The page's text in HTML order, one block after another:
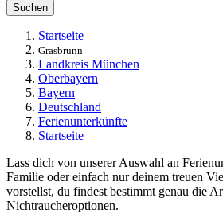
Suchen
Startseite
Grasbrunn
Landkreis München
Oberbayern
Bayern
Deutschland
Ferienunterkünfte
Startseite
Lass dich von unserer Auswahl an
Familie oder einfach nur deinem treuen
vorstellst, du findest bestimmt genau die
Nichtraucheroptionen.